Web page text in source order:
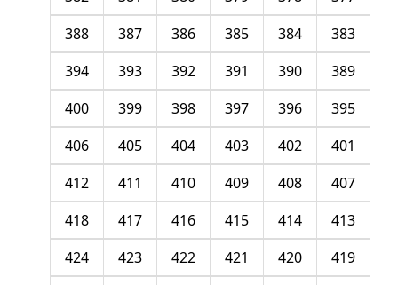
383
384
385
386
387
388
389
390
391
392
393
394
395
396
397
398
399
400
401
402
403
404
405
406
407
408
409
410
411
412
413
414
415
416
417
418
419
420
421
422
423
424